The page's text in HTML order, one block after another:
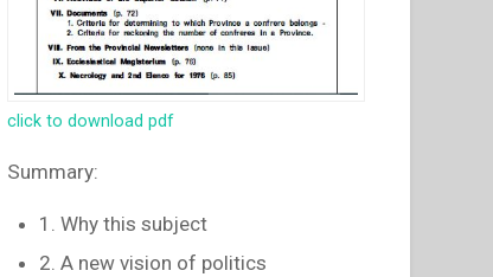
click to download pdf
Summary:
1. Why this subject
2. A new vision of politics